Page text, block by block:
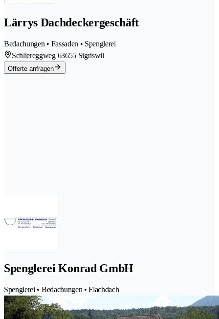
Lärrys Dachdeckergeschäft
Bedachungen • Fassaden • Spenglerei
Schliereggweg 63655 Sigriswil
Offerte anfragen
Spenglerei Konrad GmbH
Spenglerei • Bedachungen • Flachdach